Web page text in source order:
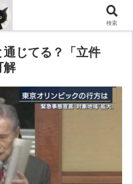
じてる？「立件
解
検索